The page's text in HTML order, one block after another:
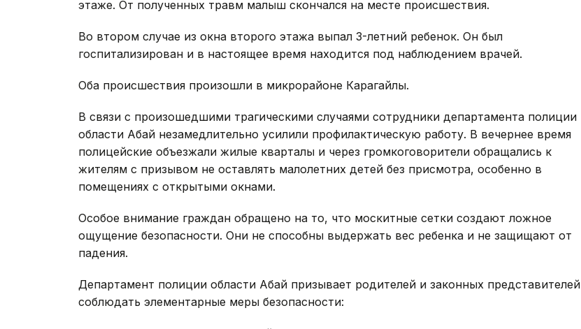
этаже. От полученных травм малыш скончался на месте происшествия.
Во втором случае из окна второго этажа выпал 3-летний ребенок. Он был
госпитализирован и в настоящее время находится под наблюдением врачей.
Оба происшествия произошли в микрорайоне Карагайлы.
В связи с произошедшими трагическими случаями сотрудники департамента полиции
области Абай незамедлительно усилили профилактическую работу. В вечернее время
полицейские объезжали жилые кварталы и через громкоговорители обращались к
жителям с призывом не оставлять малолетних детей без присмотра, особенно в
помещениях с открытыми окнами.
Особое внимание граждан обращено на то, что москитные сетки создают ложное
ощущение безопасности. Они не способны выдержать вес ребенка и не защищают от
падения.
Департамент полиции области Абай призывает родителей и законных представителей
соблюдать элементарные меры безопасности: